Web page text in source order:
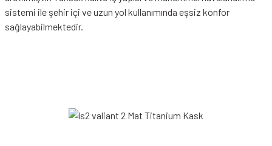
sistemi ile şehir içi ve uzun yol kullanımında eşsiz konfor
sağlayabilmektedir.